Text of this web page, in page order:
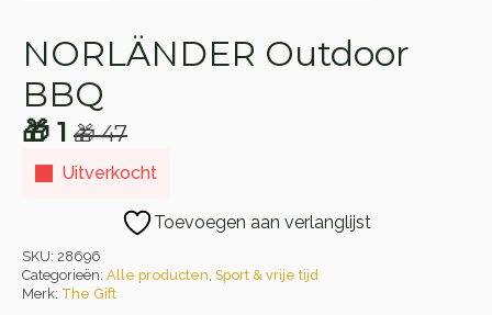
NORLÄNDER Outdoor
BBQ
🎁47
Oorspronkelijke
prijs
🎁 47.
🎁 1
Huidige
prijs
🎁 1.
Uitverkocht
Toevoegen aan verlanglijst
SKU: 28696
Categorieën: Alle producten, Sport & vrije tijd
Merk: The Gift